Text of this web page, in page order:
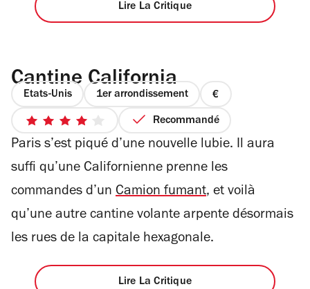
Lire La Critique
Cantine California
Etats-Unis 1er arrondissement
prix
1
4
4
sur
Recommandé
Paris s’est piqué d’une nouvelle lubie. Il aura
suffi qu’une Californienne prenne les
commandes d’un Camion fumant, et voilà
qu’une autre cantine volante arpente désormais
les rues de la capitale hexagonale.
Lire La Critique